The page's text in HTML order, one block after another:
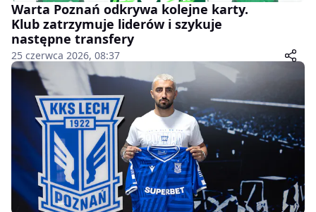
Warta Poznań odkrywa kolejne karty.
Klub zatrzymuje liderów i szykuje
następne transfery
25 czerwca 2026, 08:37